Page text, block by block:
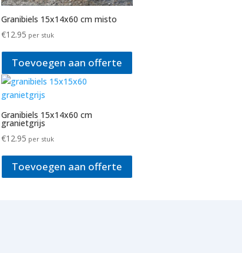
Granibiels 15x14x60 cm misto
€12.95 per stuk
Toevoegen aan offerte
Granibiels 15x14x60 cm
granietgrijs
€12.95 per stuk
Toevoegen aan offerte